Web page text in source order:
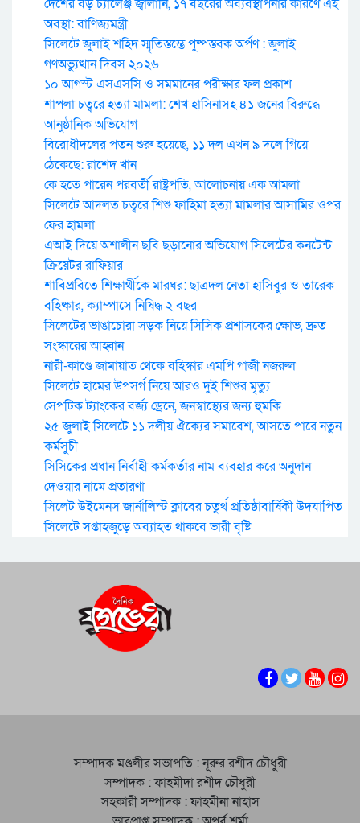
দেশের বড় চ্যালেঞ্জ জ্বালানি, ১৭ বছরের অব্যবস্থাপনার কারণে এই
অবস্থা: বাণিজ্যমন্ত্রী
সিলেটে জুলাই শহিদ স্মৃতিস্তম্ভে পুষ্পস্তবক অর্পণ : জুলাই
গণঅভ্যুত্থান দিবস ২০২৬
১০ আগস্ট এসএসসি ও সমমানের পরীক্ষার ফল প্রকাশ
শাপলা চত্বরে হত্যা মামলা: শেখ হাসিনাসহ ৪১ জনের বিরুদ্ধে
আনুষ্ঠানিক অভিযোগ
বিরোধীদলের পতন শুরু হয়েছে, ১১ দল এখন ৯ দলে গিয়ে
ঠেকেছে: রাশেদ খান
কে হতে পারেন পরবর্তী রাষ্ট্রপতি, আলোচনায় এক আমলা
সিলেটে আদলত চত্বরে শিশু ফাহিমা হত্যা মামলার আসামির ওপর
ফের হামলা
এআই দিয়ে অশালীন ছবি ছড়ানোর অভিযোগ সিলেটের কনটেন্ট
ক্রিয়েটর রাফিয়ার
শাবিপ্রবিতে শিক্ষার্থীকে মারধর: ছাত্রদল নেতা হাসিবুর ও তারেক
বহিষ্কার, ক্যাম্পাসে নিষিদ্ধ ২ বছর
সিলেটের ভাঙাচোরা সড়ক নিয়ে সিসিক প্রশাসকের ক্ষোভ, দ্রুত
সংস্কারের আহ্বান
নারী-কাণ্ডে জামায়াত থেকে বহিস্কার এমপি গাজী নজরুল
সিলেটে হামের উপসর্গ নিয়ে আরও দুই শিশুর মৃত্যু
সেপটিক ট্যাংকের বর্জ্য ড্রেনে, জনস্বাস্থ্যের জন্য হুমকি
২৫ জুলাই সিলেটে ১১ দলীয় ঐক্যের সমাবেশ, আসতে পারে নতুন
কর্মসুচী
সিসিকের প্রধান নির্বাহী কর্মকর্তার নাম ব্যবহার করে অনুদান
দেওয়ার নামে প্রতারণা
সিলেট উইমেনস জার্নালিস্ট ক্লাবের চতুর্থ প্রতিষ্ঠাবার্ষিকী উদযাপিত
সিলেটে সপ্তাহজুড়ে অব্যাহত থাকবে ভারী বৃষ্টি
সম্পাদক মণ্ডলীর সভাপতি : নূরুর রশীদ চৌধুরী
সম্পাদক : ফাহমীদা রশীদ চৌধুরী
সহকারী সম্পাদক : ফাহমীনা নাহাস